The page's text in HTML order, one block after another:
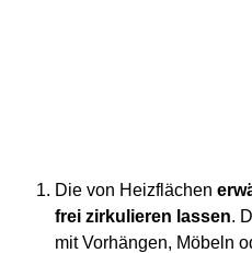
Die von Heizflächen
frei zirkulieren lassen.
mit Vorhängen, Möbeln